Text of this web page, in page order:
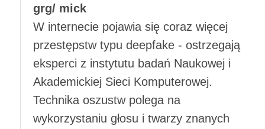
grg/ mick
W internecie pojawia się coraz więcej
przestępstw typu deepfake - ostrzegają
eksperci z instytutu badań Naukowej i
Akademickiej Sieci Komputerowej.
Technika oszustw polega na
wykorzystaniu głosu i twarzy znanych